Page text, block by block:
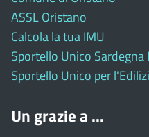
ASSL Oristano
Calcola la tua IMU
Sportello Unico Sardegna
Sportello Unico per
Un grazie a ...